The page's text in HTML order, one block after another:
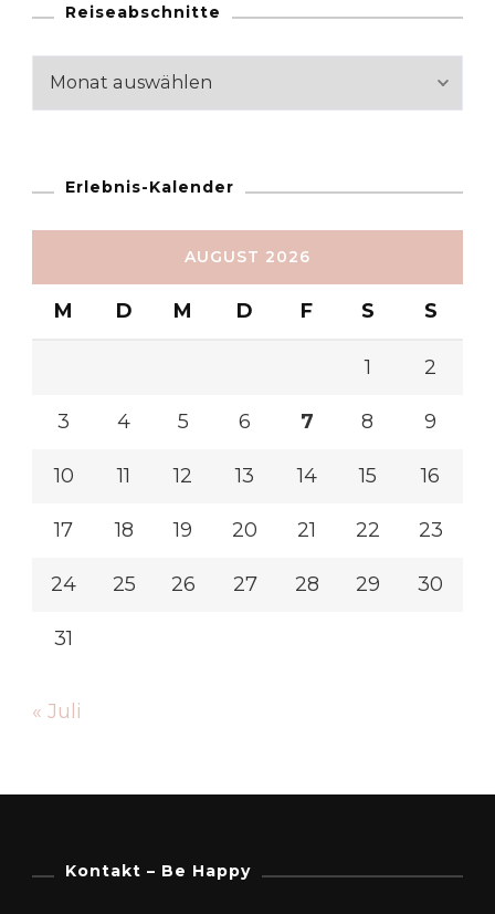
Reiseabschnitte
Reiseabschnitte
Erlebnis-Kalender
AUGUST 2026
M D M D F S S
1 2
3 4 5 6 7 8 9
10 11 12 13 14 15 16
17 18 19 20 21 22 23
24 25 26 27 28 29 30
31
« Juli
Kontakt – Be Happy